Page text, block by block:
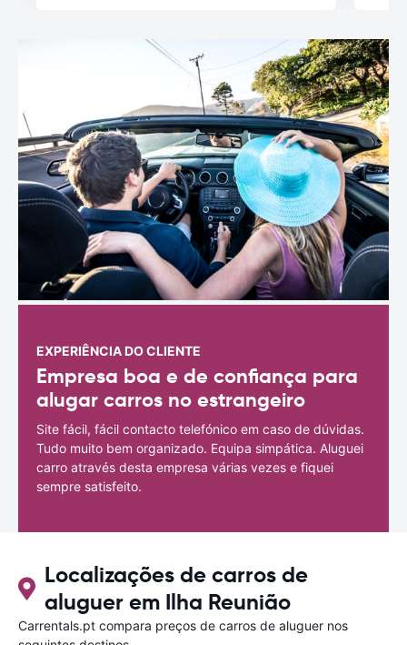
EXPERIÊNCIA DO CLIENTE
Empresa boa e de confiança para
alugar carros no estrangeiro
Site fácil, fácil contacto telefónico em caso de dúvidas.
Tudo muito bem organizado. Equipa simpática. Aluguei
carro através desta empresa várias vezes e fiquei
sempre satisfeito.
Localizações de carros de
aluguer em Ilha Reunião
Carrentals.pt compara preços de carros de aluguer nos